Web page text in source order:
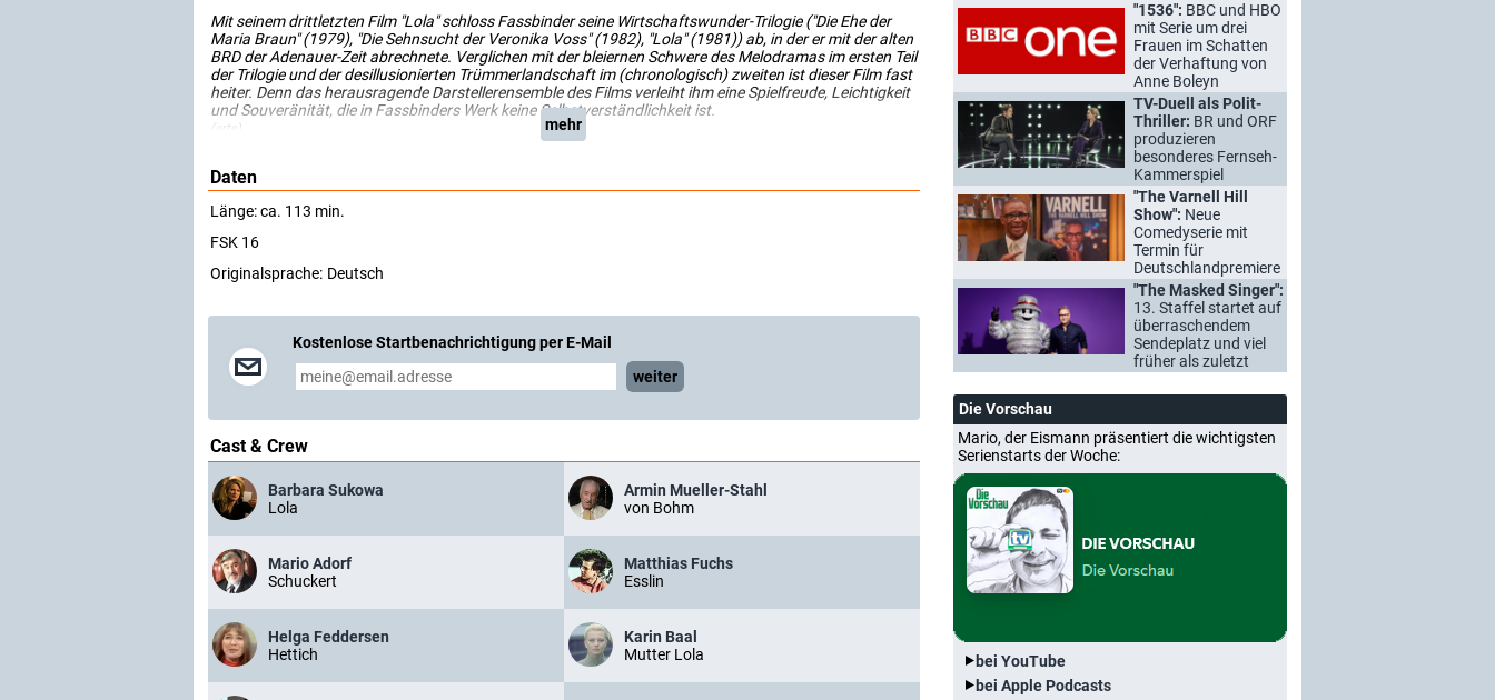
Mit seinem drittletzten Film "Lola" schloss Fassbinder seine Wirtschaftswunder-Trilogie ("Die Ehe der
Maria Braun" (1979), "Die Sehnsucht der Veronika Voss" (1982), "Lola" (1981)) ab, in der er mit der alten
BRD der Adenauer-Zeit abrechnete. Verglichen mit der bleiernen Schwere des Melodramas im ersten Teil
der Trilogie und der desillusionierten Trümmerlandschaft im (chronologisch) zweiten ist dieser Film fast
heiter. Denn das herausragende Darstellerensemble des Films verleiht ihm eine Spielfreude, Leichtigkeit
und Souveränität, die in Fassbinders Werk keine Selbstverständlichkeit ist.
(arte) mehr
Daten
Länge: ca. 113 min.
FSK 16
Originalsprache: Deutsch
Kostenlose Startbenachrichtigung per E-Mail
weiter
Cast & Crew
Barbara Sukowa
Lola
Armin Mueller-Stahl
von Bohm
Mario Adorf
Schuckert
Matthias Fuchs
Esslin
Helga Feddersen
Hettich
Karin Baal
Mutter Lola
"1536": BBC und HBO
mit Serie um drei
Frauen im Schatten
der Verhaftung von
Anne Boleyn
TV-Duell als Polit-
Thriller: BR und ORF
produzieren
besonderes Fernseh-
Kammerspiel
"The Varnell Hill
Show": Neue
Comedyserie mit
Termin für
Deutschlandpremiere
"The Masked Singer":
13. Staffel startet auf
überraschendem
Sendeplatz und viel
früher als zuletzt
Die Vorschau
Mario, der Eismann präsentiert die wichtigsten
Serienstarts der Woche:
bei YouTube
bei Apple Podcasts